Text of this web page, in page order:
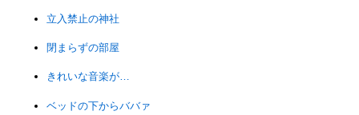
立入禁止の神社
閉まらずの部屋
きれいな音楽が…
ベッドの下からババァ